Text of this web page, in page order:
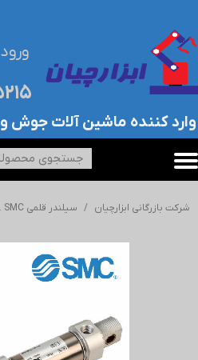
​وارد کننده ماشین آلات جوش
ورود
حساب کاربری من
تغییر گذر واژه
خروج از حساب کاربری
شرکت بازرگانی ابزارچیان سیلندر قلمی SMC